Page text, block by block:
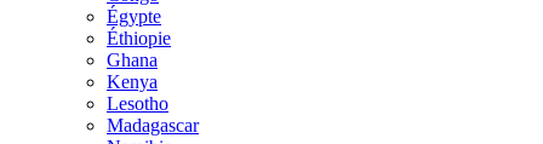
Égypte
Éthiopie
Ghana
Kenya
Lesotho
Madagascar